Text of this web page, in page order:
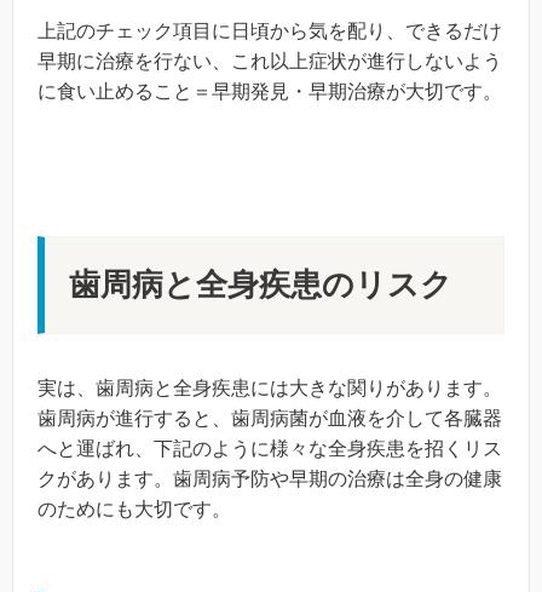
上記のチェック項目に日頃から気を配り、できるだけ
早期に治療を行ない、これ以上症状が進行しないよう
に食い止めること＝早期発見・早期治療が大切です。
歯周病と全身疾患のリスク
実は、歯周病と全身疾患には大きな関りがあります。
歯周病が進行すると、歯周病菌が血液を介して各臓器
へと運ばれ、下記のように様々な全身疾患を招くリス
クがあります。歯周病予防や早期の治療は全身の健康
のためにも大切です。